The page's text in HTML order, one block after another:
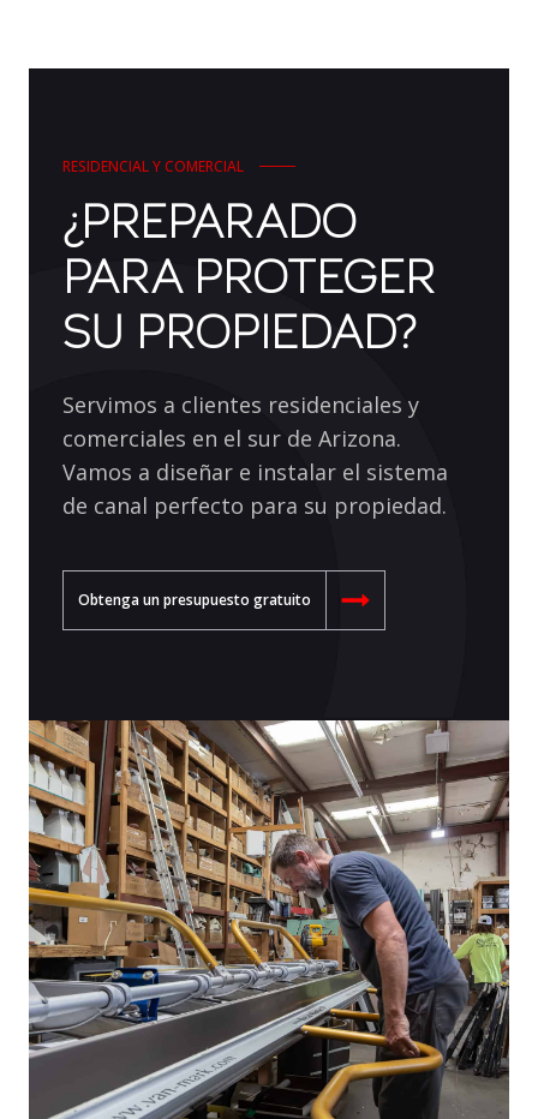
RESIDENCIAL Y COMERCIAL
¿PREPARADO
PARA PROTEGER
SU PROPIEDAD?
Servimos a clientes residenciales y
comerciales en el sur de Arizona.
Vamos a diseñar e instalar el sistema
de canal perfecto para su propiedad.
Obtenga un presupuesto gratuito